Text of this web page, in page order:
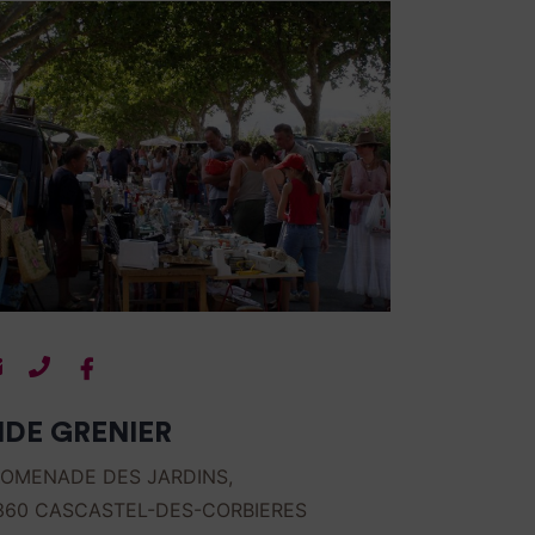
Contacter
mail
Contacter
téléphone
GRENIER
DES JARDINS,
CASCASTEL-DES-CORBIERES